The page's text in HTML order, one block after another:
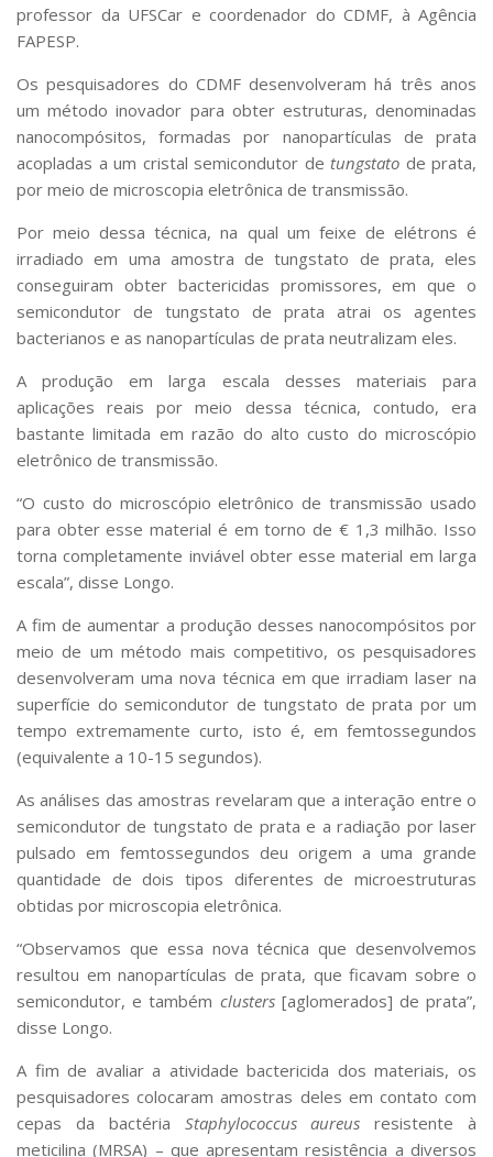
professor da UFSCar e coordenador do CDMF, à Agência
FAPESP.
Os pesquisadores do CDMF desenvolveram há três anos
um método inovador para obter estruturas, denominadas
nanocompósitos, formadas por nanopartículas de prata
acopladas a um cristal semicondutor de tungstato de prata,
por meio de microscopia eletrônica de transmissão.
Por meio dessa técnica, na qual um feixe de elétrons é
irradiado em uma amostra de tungstato de prata, eles
conseguiram obter bactericidas promissores, em que o
semicondutor de tungstato de prata atrai os agentes
bacterianos e as nanopartículas de prata neutralizam eles.
A produção em larga escala desses materiais para
aplicações reais por meio dessa técnica, contudo, era
bastante limitada em razão do alto custo do microscópio
eletrônico de transmissão.
“O custo do microscópio eletrônico de transmissão usado
para obter esse material é em torno de € 1,3 milhão. Isso
torna completamente inviável obter esse material em larga
escala”, disse Longo.
A fim de aumentar a produção desses nanocompósitos por
meio de um método mais competitivo, os pesquisadores
desenvolveram uma nova técnica em que irradiam laser na
superfície do semicondutor de tungstato de prata por um
tempo extremamente curto, isto é, em femtossegundos
(equivalente a 10-15 segundos).
As análises das amostras revelaram que a interação entre o
semicondutor de tungstato de prata e a radiação por laser
pulsado em femtossegundos deu origem a uma grande
quantidade de dois tipos diferentes de microestruturas
obtidas por microscopia eletrônica.
“Observamos que essa nova técnica que desenvolvemos
resultou em nanopartículas de prata, que ficavam sobre o
semicondutor, e também clusters[aglomerados] de prata”,
disse Longo.
A fim de avaliar a atividade bactericida dos materiais, os
pesquisadores colocaram amostras deles em contato com
cepas da bactéria Staphylococcus aureus resistente à
meticilina (MRSA) – que apresentam resistência a diversos